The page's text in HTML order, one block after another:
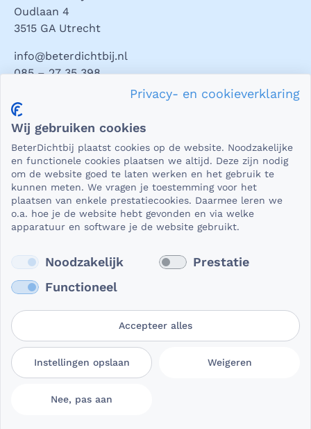
Oudlaan 4
3515 GA Utrecht
info@beterdichtbij.nl
085 – 27 35 398
Privacy en veiligheid
essentieel dat die beveiligd worden uitgewisseld. En dat
die gegevens niet in verkeerde handen vallen. Daar kun je
op rekenen bij BeterDichtbij.
Lees verder
Gebruikersvoorwaarden
Privacy- en
cookieverklaring
Cookievoorkeuren
Privacy- en cookieverklaring
Wij gebruiken cookies
BeterDichtbij plaatst cookies op de website. Noodzakelijke
en functionele cookies plaatsen we altijd. Deze zijn nodig
om de website goed te laten werken en het gebruik te
kunnen meten. We vragen je toestemming voor het
plaatsen van enkele prestatiecookies. Daarmee leren we
o.a. hoe je de website hebt gevonden en via welke
apparatuur en software je de website gebruikt.
Noodzakelijk
Prestatie
Functioneel
Accepteer alles
Instellingen opslaan Weigeren
Nee, pas aan